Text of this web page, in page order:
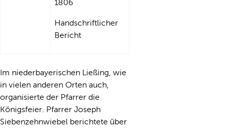
1806
Handschriftlicher
Bericht
Im niederbayerischen Ließing, wie
in vielen anderen Orten auch,
organisierte der Pfarrer die
Königsfeier. Pfarrer Joseph
Siebenzehnwiebel berichtete über